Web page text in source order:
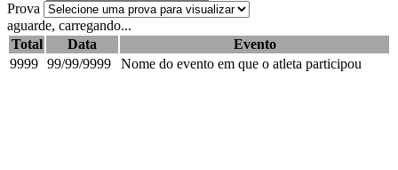
Prova
aguarde, carregando...
Total
Data
Evento
9999 99/99/9999 Nome do evento em que o atleta participou